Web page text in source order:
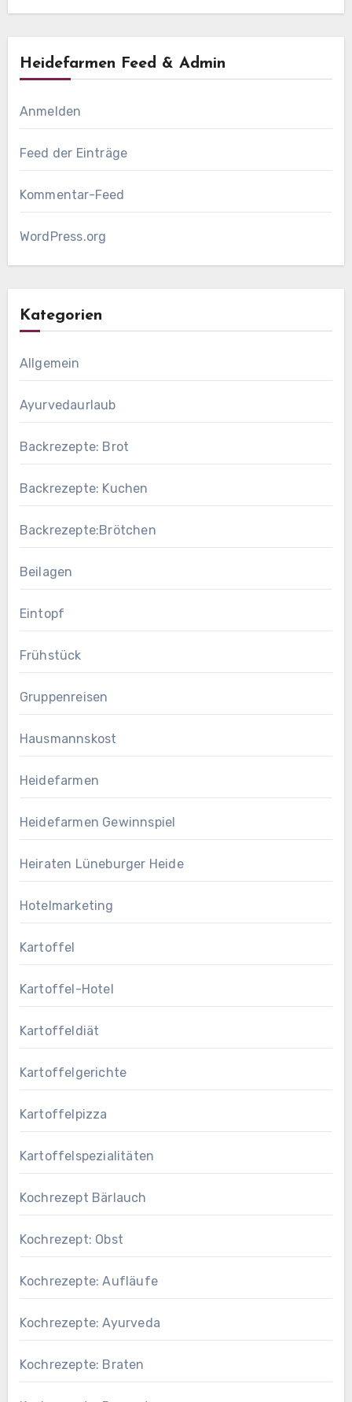
Heidefarmen Feed & Admin
Anmelden
Feed der Einträge
Kommentar-Feed
WordPress.org
Kategorien
Allgemein
Ayurvedaurlaub
Backrezepte: Brot
Backrezepte: Kuchen
Backrezepte:Brötchen
Beilagen
Eintopf
Frühstück
Gruppenreisen
Hausmannskost
Heidefarmen
Heidefarmen Gewinnspiel
Heiraten Lüneburger Heide
Hotelmarketing
Kartoffel
Kartoffel-Hotel
Kartoffeldiät
Kartoffelgerichte
Kartoffelpizza
Kartoffelspezialitäten
Kochrezept Bärlauch
Kochrezept: Obst
Kochrezepte: Aufläufe
Kochrezepte: Ayurveda
Kochrezepte: Braten